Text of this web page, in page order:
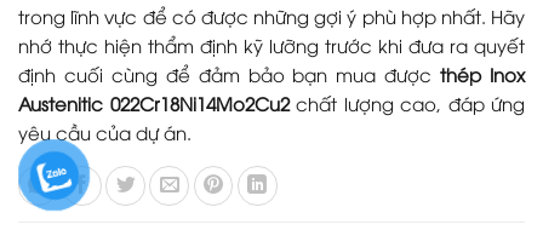
trong lĩnh vực để có được những gợi ý phù hợp nhất. Hãy
nhớ thực hiện thẩm định kỹ lưỡng trước khi đưa ra quyết
định cuối cùng để đảm bảo bạn mua đượcthép Inox
Austenitic 022Cr18Ni14Mo2Cu2chất lượng cao, đáp ứng
yêu cầu của dự án.